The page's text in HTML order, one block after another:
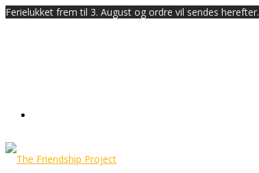
Ferielukket frem til 3. August og ordre vil sendes herefter.